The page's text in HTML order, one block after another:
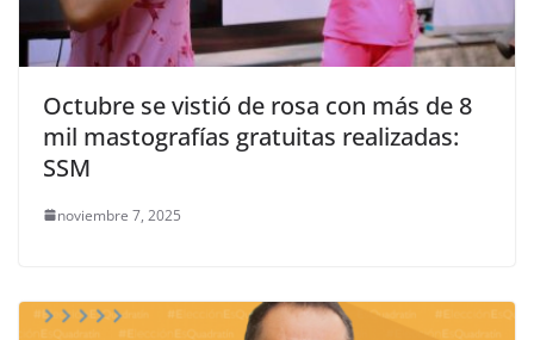
Octubre se vistió de rosa con más de 8
mil mastografías gratuitas realizadas:
SSM
noviembre 7, 2025